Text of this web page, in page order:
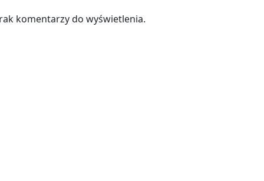
komentarzy do wyświetlenia.